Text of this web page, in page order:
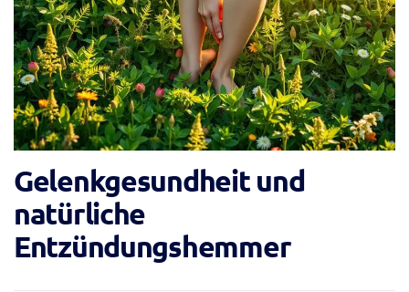
Gelenkgesundheit und
natürliche
Entzündungshemmer